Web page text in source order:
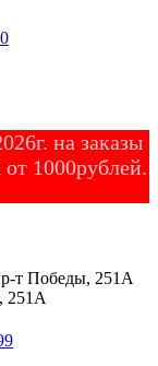
0
на заказы
1000рублей.
т Победы, 251А
251А